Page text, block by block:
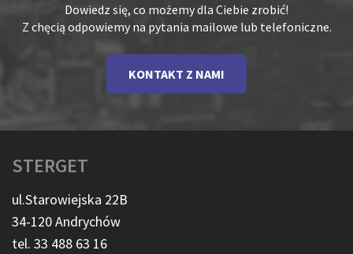
Dowiedz się, co możemy dla Ciebie zrobić!
Z chęcią odpowiemy na pytania mailowe lub telefoniczne.
KONTAKT Z NAMI
STERGET
ul.Starowiejska 22B
34-120 Andrychów
tel. 33 488 63 16